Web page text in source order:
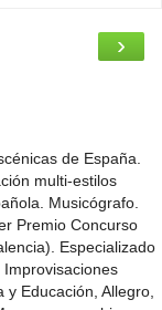
›
de España.
multi-estilos
Musicógrafo.
Premio Concurso
Especializado
y Educación, Allegro,